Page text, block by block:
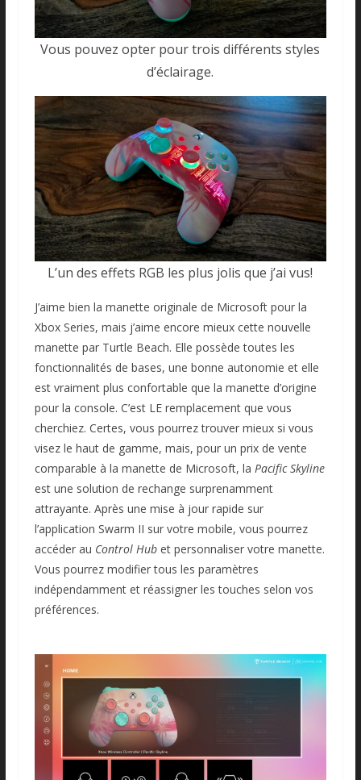
Vous pouvez opter pour trois différents styles
d’éclairage.
L’un des effets RGB les plus jolis que j’ai vus!
J’aime bien la manette originale de Microsoft pour la
Xbox Series, mais j’aime encore mieux cette nouvelle
manette par Turtle Beach. Elle possède toutes les
fonctionnalités de bases, une bonne autonomie et elle
est vraiment plus confortable que la manette d’origine
pour la console. C’est LE remplacement que vous
cherchiez. Certes, vous pourrez trouver mieux si vous
visez le haut de gamme, mais, pour un prix de vente
comparable à la manette de Microsoft, la Pacific Skyline
est une solution de rechange surprenamment
attrayante. Après une mise à jour rapide sur
l’application Swarm II sur votre mobile, vous pourrez
accéder au Control Hub et personnaliser votre manette.
Vous pourrez modifier tous les paramètres
indépendamment et réassigner les touches selon vos
préférences.